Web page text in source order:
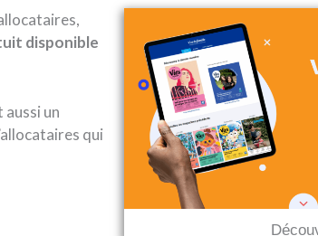
disponible
aussi un
qui